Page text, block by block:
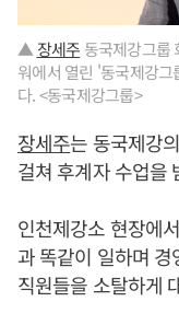
▲ 장세주 동국제강그룹
워에서 열린 '동국제강
다. <동국제강그룹>
장세주는 동국제강
걸쳐 후계자 수업을
인천제강소 현장에
과 똑같이 일하며
직원들을 소탈하게